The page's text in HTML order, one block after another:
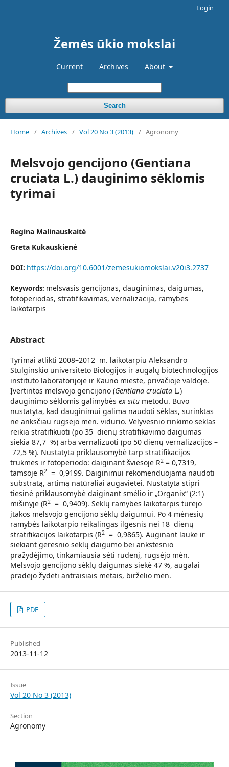
Žemės ūkio mokslai
Current Archives About
Search
Login
Home / Archives / Vol 20 No 3 (2013) / Agronomy
Melsvojo gencijono (Gentiana
cruciata L.) dauginimo sėklomis
tyrimai
Regina Malinauskaitė
Greta Kukauskienė
DOI: https://doi.org/10.6001/zemesukiomokslai.v20i3.2737
Keywords: melsvasis gencijonas, dauginimas, daigumas,
fotoperiodas, stratifikavimas, vernalizacija, ramybės
laikotarpis
Abstract
Tyrimai atlikti 2008–2012 m. laikotarpiu Aleksandro
Stulginskio universiteto Biologijos ir augalų biotechnologijos
instituto laboratorijoje ir Kauno mieste, privačioje valdoje.
Įvertintos melsvojo gencijono (Gentiana cruciata L.)
dauginimo sėklomis galimybės ex situ metodu. Buvo
nustatyta, kad dauginimui galima naudoti sėklas, surinktas
ne anksčiau rugsėjo mėn. vidurio. Vėlyvesnio rinkimo sėklas
reikia stratifikuoti (po 35 dienų stratifikavimo daigumas
siekia 87,7 %) arba vernalizuoti (po 50 dienų vernalizacijos –
72,5 %). Nustatyta priklausomybė tarp stratifikacijos
trukmės ir fotoperiodo: daiginant šviesoje R2 = 0,7319,
tamsoje R2
= 0,9199. Daiginimui rekomenduojama naudoti
substratą, artimą natūraliai augavietei. Nustatyta stipri
tiesinė priklausomybė daiginant smėlio ir „Organix“ (2:1)
mišinyje (R2
= 0,9409). Sėklų ramybės laikotarpis turėjo
įtakos melsvojo gencijono sėklų daigumui. Po 4 mėnesių
ramybės laikotarpio reikalingas ilgesnis nei 18 dienų
stratifikacijos laikotarpis (R2
= 0,9865). Auginant lauke ir
siekiant geresnio sėklų daigumo bei ankstesnio
pražydėjimo, tinkamiausia sėti rudenį, rugsėjo mėn.
Melsvojo gencijono sėklų daigumas siekė 47 %, augalai
pradėjo žydėti antraisiais metais, birželio mėn.
PDF
Published
2013-11-12
Issue
Vol 20 No 3 (2013)
Section
Agronomy